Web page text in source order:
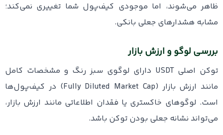
ظاهر می‌شوند، اما موجودی کیف‌پول شما تغییری نمی‌کند؛
مشابه هشدارهای جعلی بانکی.
بررسی لوگو و ارزش بازار
توکن اصلی USDT دارای لوگوی سبز رنگ و مشخصات کامل
مانند ارزش بازار (Fully Diluted Market Cap) در کیف‌پول‌ها
است. لوگوهای خاکستری یا فقدان اطلاعاتی مانند ارزش بازار،
می‌تواند نشانه جعلی بودن توکن باشد.